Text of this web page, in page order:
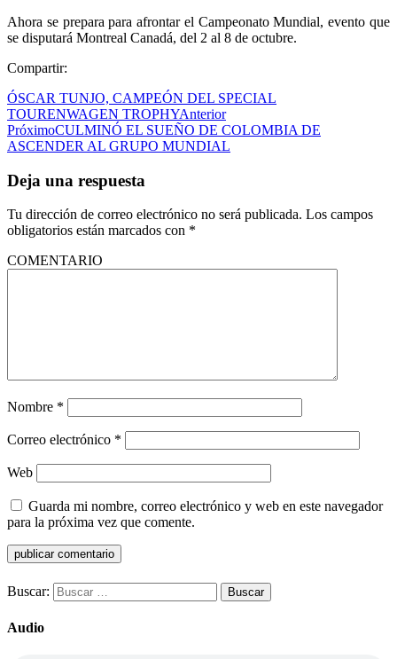
Ahora se prepara para afrontar el Campeonato Mundial, evento que
se disputará Montreal Canadá, del 2 al 8 de octubre.
Compartir:
ÓSCAR TUNJO, CAMPEÓN DEL SPECIAL
TOURENWAGEN TROPHYAnterior
PróximoCULMINÓ EL SUEÑO DE COLOMBIA DE
ASCENDER AL GRUPO MUNDIAL
Deja una respuesta
Tu dirección de correo electrónico no será publicada. Los campos
obligatorios están marcados con *
COMENTARIO
Nombre *
Correo electrónico *
Web
Guarda mi nombre, correo electrónico y web en este navegador
para la próxima vez que comente.
Buscar:
Audio